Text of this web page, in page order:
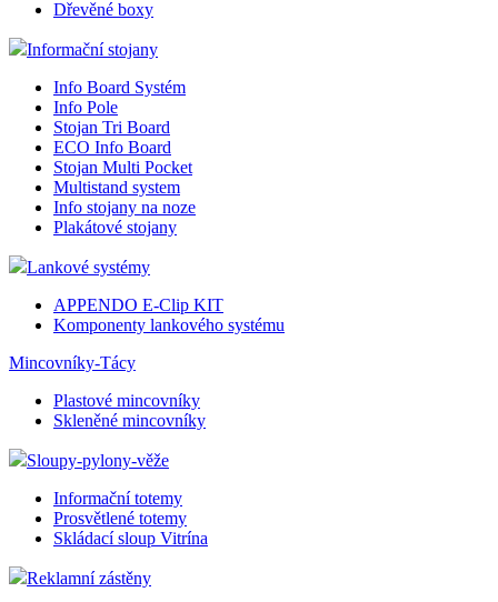
Dřevěné boxy
Informační stojany
Info Board Systém
Info Pole
Stojan Tri Board
ECO Info Board
Stojan Multi Pocket
Multistand system
Info stojany na noze
Plakátové stojany
Lankové systémy
APPENDO E-Clip KIT
Komponenty lankového systému
Plastové mincovníky
Skleněné mincovníky
Sloupy-pylony-věže